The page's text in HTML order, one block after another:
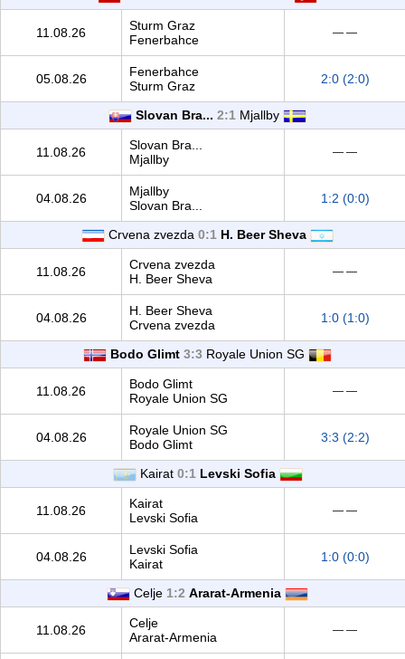
11.08.26
Sturm Graz
Fenerbahce
— —
05.08.26
Fenerbahce
Sturm Graz
2:0 (2:0)
Slovan Bra... 2:1 Mjallby
11.08.26
Slovan Bra...
Mjallby
— —
04.08.26
Mjallby
Slovan Bra...
1:2 (0:0)
Crvena zvezda 0:1 H. Beer Sheva
11.08.26
Crvena zvezda
H. Beer Sheva
— —
04.08.26
H. Beer Sheva
Crvena zvezda
1:0 (1:0)
Bodo Glimt 3:3 Royale Union SG
11.08.26
Bodo Glimt
Royale Union SG
— —
04.08.26
Royale Union SG
Bodo Glimt
3:3 (2:2)
Kairat 0:1 Levski Sofia
11.08.26
Kairat
Levski Sofia
— —
04.08.26
Levski Sofia
Kairat
1:0 (0:0)
Celje 1:2 Ararat-Armenia
11.08.26
Celje
Ararat-Armenia
— —